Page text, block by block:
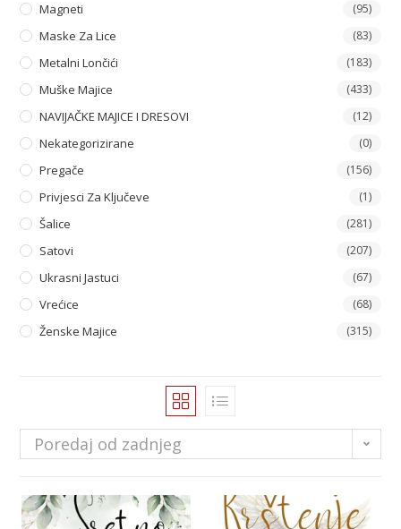
Magneti (95)
Maske Za Lice (83)
Metalni Lončići (183)
Muške Majice (433)
NAVIJAČKE MAJICE I DRESOVI (12)
Nekategorizirane (0)
Pregače (156)
Privjesci Za Ključeve (1)
Šalice (281)
Satovi (207)
Ukrasni Jastuci (67)
Vrećice (68)
Ženske Majice (315)
Poredaj od zadnjeg